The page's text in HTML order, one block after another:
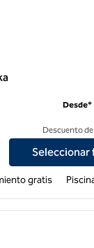
by Hilton Eureka
Desde*
Descuento
Seleccionar
gratis